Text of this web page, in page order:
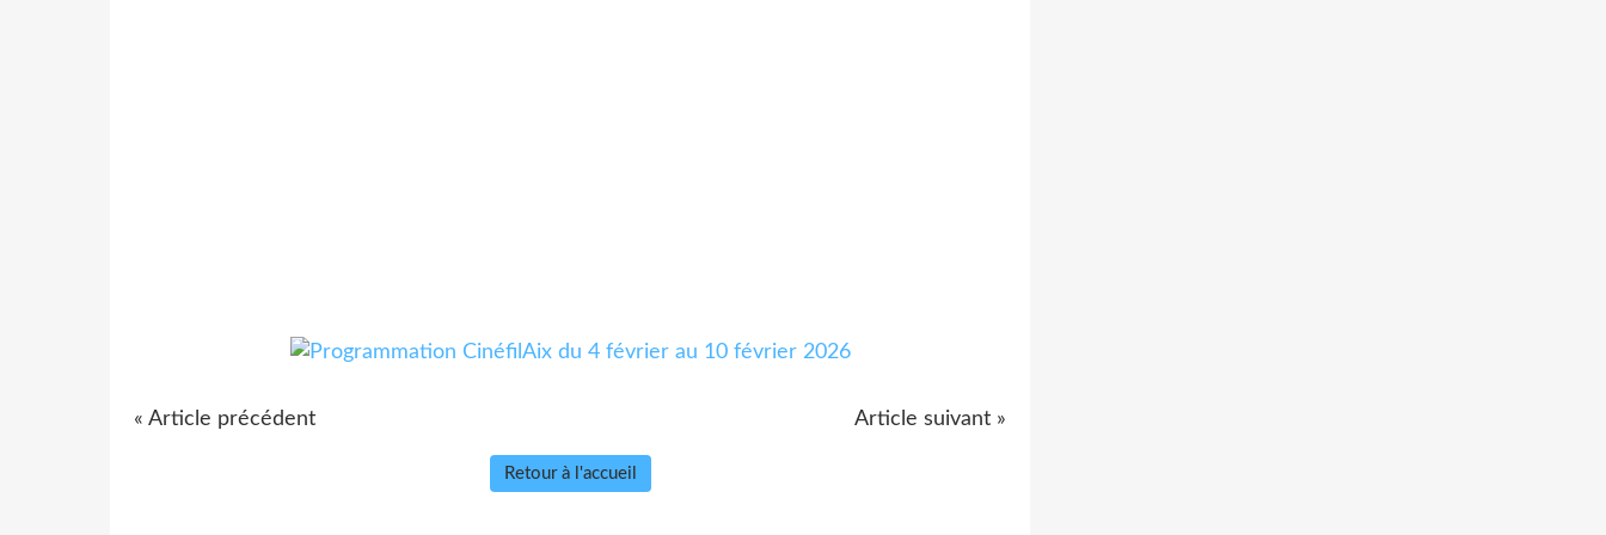
« Article précédent Article suivant »
Retour à l'accueil